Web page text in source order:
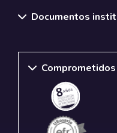
Documentos